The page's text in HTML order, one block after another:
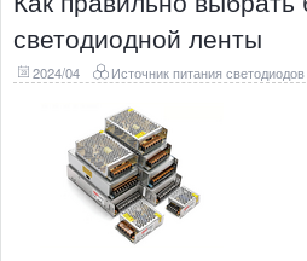
светодиодной ленты
2024/04 Источник питания